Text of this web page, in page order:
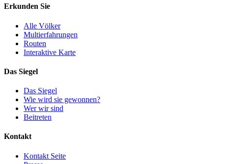
Erkunden Sie
Alle Völker
Multierfahrungen
Routen
Interaktive Karte
Das Siegel
Das Siegel
Wie wird sie gewonnen?
Wer wir sind
Beitreten
Kontakt
Kontakt Seite